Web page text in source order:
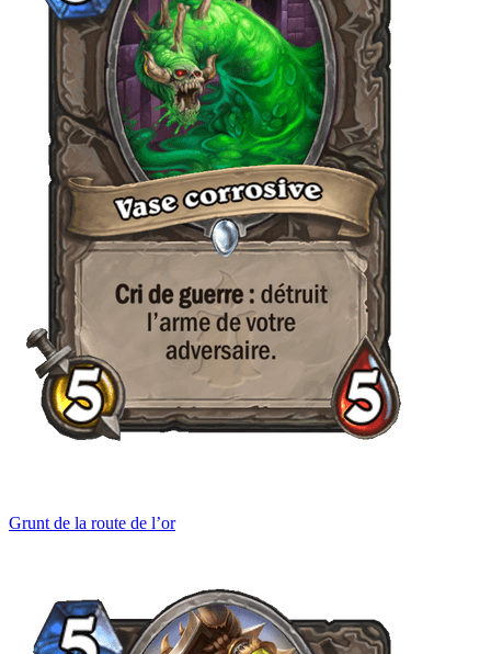
Grunt de la route de l’or